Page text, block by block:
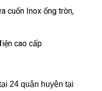
cuốn Inox ống tròn,
cao cấp
24 quận huyện tại